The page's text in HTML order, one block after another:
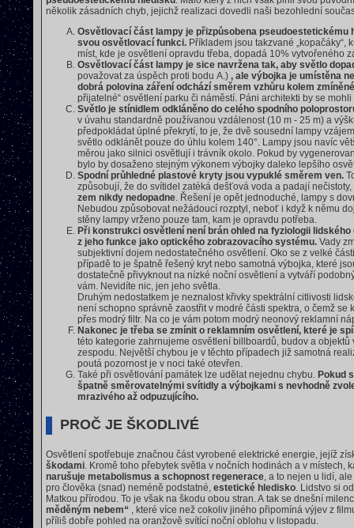
několik zásadních chyb, jejichž realizaci dovedli naši bezohlední
Osvětlovací část lampy je přizpůsobena pseudoestetickému
svou osvětlovací funkci. Příkladem jsou takzvané
míst, kde je osvětlení opravdu třeba, dopadá 10% vytvořeného
Osvětlovací část lampy je sice navržena tak, aby světlo
považovat za úspěch proti bodu A.) , ale výbojka je umístěna
dobrá polovina záření odchází směrem vzhůru kolem
přijatelné“ osvětlení parku či náměstí. Páni architekti by se
Světlo je stínidlem odkláněno do celého spodního
v úvahu standardně používanou vzdálenost (10 m - 25 m) a
předpokládat úplné překrytí, to je, že dvě sousední lampy
světlo odklánět pouze do úhlu kolem 140°. Lampy jsou navíc
měrou jako silnici osvětlují i trávník okolo. Pokud by
bylo by dosaženo stejným výkonem výbojky daleko lepšího
Spodní průhledné plastové kryty jsou vypuklé směrem ven.
způsobují, že do svítidel zatéká dešťová voda a padají
zem nikdy nedopadne. Řešení je opět jednoduché, lampy s
Nebudou způsobovat nežádoucí rozptyl, neboť i když k němu
stěny lampy vrženo pouze tam, kam je opravdu potřeba.
Při konstrukci osvětlení není brán ohled na fyziologii
z jeho funkce jako optického zobrazovacího systému. Vady
subjektivní dojem nedostatečného osvětlení. Oko se z velké
případě to je špatně řešený kryt nebo samotná výbojka, které
dostatečně přivyknout na nízké noční osvětlení a vytváří
vám. Nevidíte nic, jen jeho světla.
Druhým nedostatkem je neznalost křivky spektrální citlivosti
není schopno správně zaostřit v modré části spektra, o čemž
přes modrý filtr. Na co je vám potom modrý neonový reklamní
Nakonec je třeba se zmínit o reklamním osvětlení, které je
této kategorie zahrnujeme osvětlení billboardů, budov a
zespodu. Největší chybou je v těchto případech již samotná
poutá pozornost je v noci také otevřen.
Také při osvětlování památek lze udělat nejednu chybu. Pokud
špatně směrovatelnými svítidly a výbojkami s nevhodně
mrazivého až odpuzujícího.
PROČ JE ŠKODLIVÉ
Osvětlení spotřebuje značnou část vyrobené elektrické energie, jejíž
škodami. Kromě toho přebytek světla v nočních hodinách a v místech,
narušuje metabolismus a schopnost regenerace, a to nejen u lidí,
pro člověka (snad) neméně podstatné, estetické hledisko. Lidstvo si
Matkou přírodou. To je však na škodu obou stran. A tak se dnešní
měděným nebem“ , které více než cokoliv jiného připomíná výjev z
příliš dobře pohled na oranžově svítící noční oblohu v listopadu.